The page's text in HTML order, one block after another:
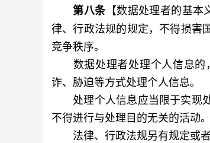
第八条【数据处理者的基本
律、行政法规的规定，不得损害
竞争秩序。
数据处理者处理个人信息的
诈、胁迫等方式处理个人信息。
处理个人信息应当限于实现处
不得进行与处理目的无关的活动。
法律、行政法规另有规定或者